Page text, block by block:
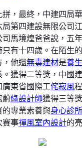
，最終，中建四局
第四建設無限公司
馬境煌爸爸說，五
有十四歲。在陌生的
，他還無毒建材是養
獲得二等獎，中國
東省國際工侘寂風
蔚綠設計師獲得三等
專業素養與身心診
賽事禪風室內設計的